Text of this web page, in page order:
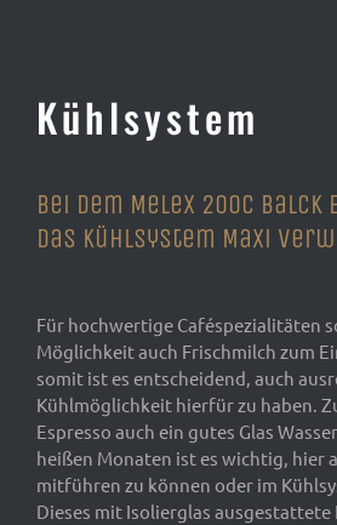
Kühlsystem
Bei dem Melex 200C
das Kühlsystem Maxi
Für hochwertige Caféspezialitäten
Möglichkeit auch Frischmilch zum
somit ist es entscheidend, auch
Kühlmöglichkeit hierfür zu haben.
Espresso auch ein gutes Glas
heißen Monaten ist es wichtig, hier
mitführen zu können oder im
Dieses mit Isolierglas ausgestattete